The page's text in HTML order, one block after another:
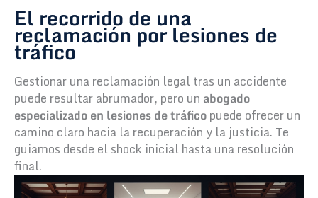
El recorrido de una
reclamación por lesiones de
tráfico
Gestionar una reclamación legal tras un accidente
puede resultar abrumador, pero un abogado
especializado en lesiones de tráficopuede ofrecer un
camino claro hacia la recuperación y la justicia. Te
guiamos desde el shock inicial hasta una resolución
final.